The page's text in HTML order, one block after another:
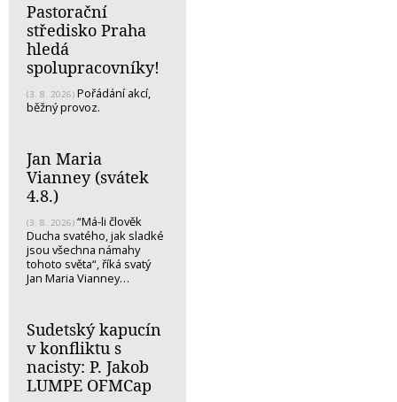
Pastorační
středisko Praha
hledá
spolupracovníky!
(3. 8. 2026) Pořádání akcí,
běžný provoz.
Jan Maria
Vianney (svátek
4.8.)
(3. 8. 2026) “Má-li člověk
Ducha svatého, jak sladké
jsou všechna námahy
tohoto světa“, říká svatý
Jan Maria Vianney…
Sudetský kapucín
v konfliktu s
nacisty: P. Jakob
LUMPE OFMCap